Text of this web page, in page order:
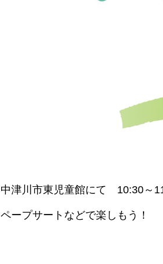
中津川市東児童館にて 10:30～
ペープサートなどで楽しもう！